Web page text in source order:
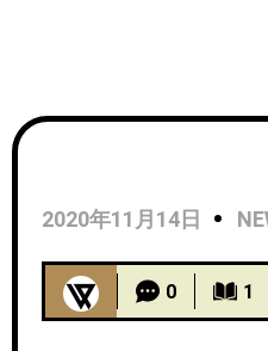
2020年11月14日
0 1